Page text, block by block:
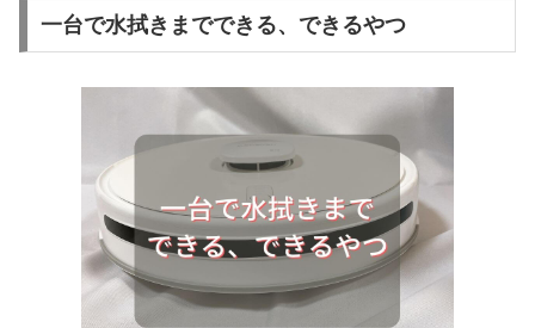
一台で水拭きまでできる、できるやつ